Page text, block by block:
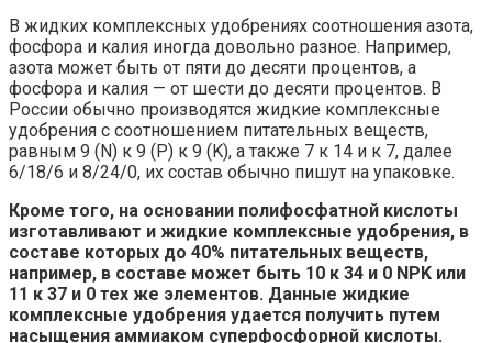
В жидких комплексных удобрениях соотношения азота,
фосфора и калия иногда довольно разное. Например,
азота может быть от пяти до десяти процентов, а
фосфора и калия — от шести до десяти процентов. В
России обычно производятся жидкие комплексные
удобрения с соотношением питательных веществ,
равным 9 (N) к 9 (P) к 9 (K), а также 7 к 14 и к 7, далее
6/18/6 и 8/24/0, их состав обычно пишут на упаковке.
Кроме того, на основании полифосфатной кислоты
изготавливают и жидкие комплексные удобрения, в
составе которых до 40% питательных веществ,
например, в составе может быть 10 к 34 и 0 NPK или
11 к 37 и 0 тех же элементов. Данные жидкие
комплексные удобрения удается получить путем
насыщения аммиаком суперфосфорной кислоты.